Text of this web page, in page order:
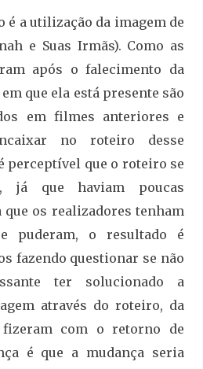
é a utilização da imagem de
e Suas Irmãs). Como as
após o falecimento da
que ela está presente são
em filmes anteriores e
no roteiro desse
perceptível que o roteiro se
já que haviam poucas
que os realizadores tenham
puderam, o resultado é
fazendo questionar se não
ter solucionado a
através do roteiro, da
com o retorno de
é que a mudança seria